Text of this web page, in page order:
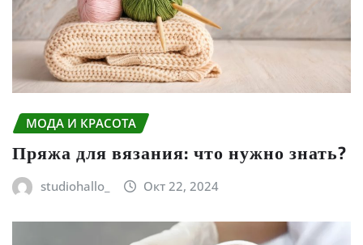
МОДА И КРАСОТА
Пряжа для вязания: что нужно знать?
studiohallo_ Окт 22, 2024